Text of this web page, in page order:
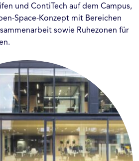
und ContiTech auf dem Campus,
Space-Konzept mit Bereichen
sowie Ruhezonen für